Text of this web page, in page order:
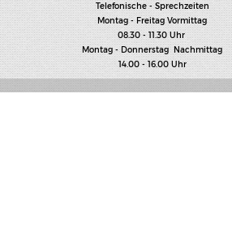
Telefonische - Sprechzeiten
Montag - Freitag Vormittag
08.30 - 11.30 Uhr
Montag - Donnerstag Nachmittag
14.00 - 16.00 Uhr